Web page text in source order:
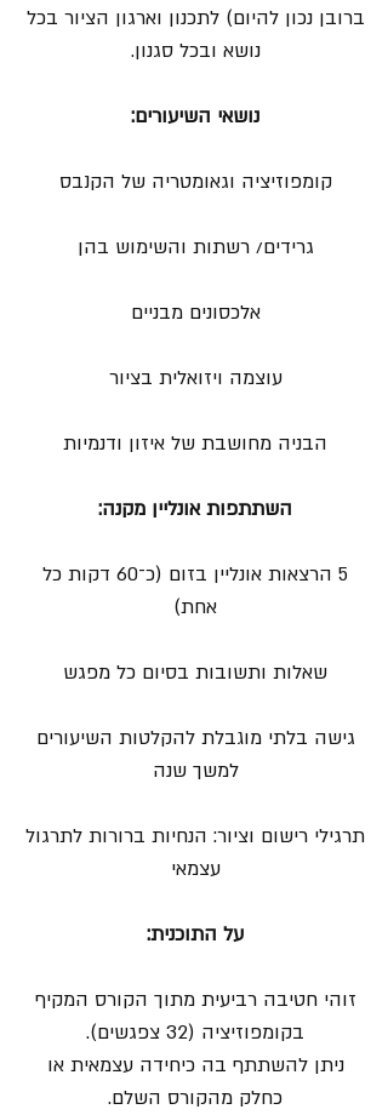
ברובן נכון להיום) לתכנון וארגון הציור בכל
נושא ובכל סגנון.
נושאי השיעורים:
קומפוזיציה וגאומטריה של הקנבס
גרידים/ רשתות והשימוש בהן
אלכסונים מבניים
עוצמה ויזואלית בציור
הבניה מחושבת של איזון ודנמיות
השתתפות אונליין מקנה:
5 הרצאות אונליין בזום (כ־60 דקות כל
אחת)
שאלות ותשובות בסיום כל מפגש
גישה בלתי מוגבלת להקלטות השיעורים
למשך שנה
תרגילי רישום וציור: הנחיות ברורות לתרגול
עצמאי
על התוכנית:
זוהי חטיבה רביעית מתוך הקורס המקיף
בקומפוזיציה (32 צפגשים).
ניתן להשתתף בה כיחידה עצמאית או
כחלק מהקורס השלם.